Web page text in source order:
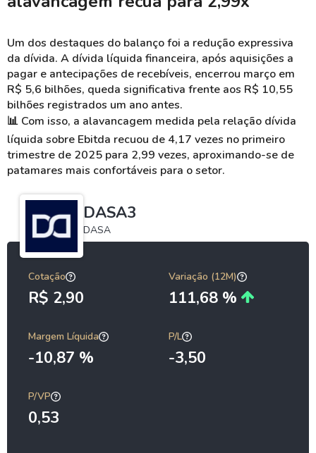
Um dos destaques do balanço foi a redução expressiva
da dívida. A dívida líquida financeira, após aquisições a
pagar e antecipações de recebíveis, encerrou março em
R$ 5,6 bilhões, queda significativa frente aos R$ 10,55
bilhões registrados um ano antes.
📊 Com isso, a alavancagem medida pela relação dívida
líquida sobre Ebitda recuou de 4,17 vezes no primeiro
trimestre de 2025 para 2,99 vezes, aproximando-se de
patamares mais confortáveis para o setor.
DASA3
DASA
Cotação
R$ 2,90
Variação (12M)
111,68 %
Margem Líquida
-10,87 %
P/L
-3,50
P/VP
0,53